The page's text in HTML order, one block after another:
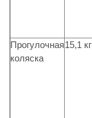
Прогулочная
коляска
15,1 кг